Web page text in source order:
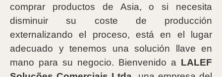
comprar productos de Asia, o si necesita
disminuir su coste de producción
externalizando el proceso, está en el lugar
adecuado y tenemos una solución llave en
mano para su negocio. Bienvenido a LALEF